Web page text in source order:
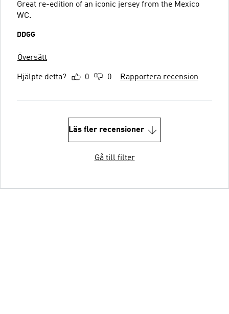
Great re-edition of an iconic jersey from the Mexico
WC.
DDGG
Översätt
Hjälpte detta? 0 0 Rapportera recension
Läs fler recensioner
Gå till filter